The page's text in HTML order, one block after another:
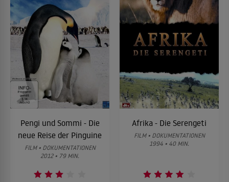
Pengi und Sommi - Die
neue Reise der Pinguine
FILM • DOKUMENTATIONEN
2012 • 79 MIN.
Afrika - Die Serengeti
FILM • DOKUMENTATIONEN
1994 • 40 MIN.